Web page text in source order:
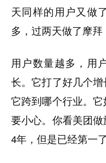
天同样的用户又做
多，过两天做了摩拜
用户数量越多，用
长。它打了好几个
它跨到哪个行业。
要小心。你看美团做
4年，但是已经第一了